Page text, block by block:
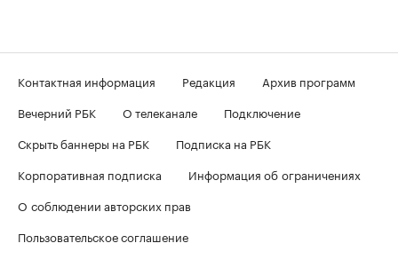
Контактная информация Редакция
Архив программ
Вечерний РБК
О телеканале
Подключение
Скрыть баннеры на РБК
Подписка на РБК
Корпоративная подписка
Информация об ограничениях
О соблюдении авторских прав
Пользовательское соглашение